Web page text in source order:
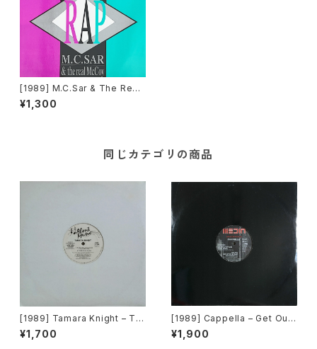
[1989] M.C.Sar & The Real
McCoy – Pump Up The Ja
m - Rap [ZYX Records]
¥1,300
同じカテゴリの商品
[1989] Tamara Knight – To
Be Real [About Music]
¥1,700
[1989] Cappella – Get Out
Of My Case [Media Recor
ds]
¥1,900